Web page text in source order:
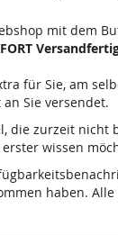
mit dem
für Sie, am
Sie versendet.
die zurzeit nicht
wissen
haben.